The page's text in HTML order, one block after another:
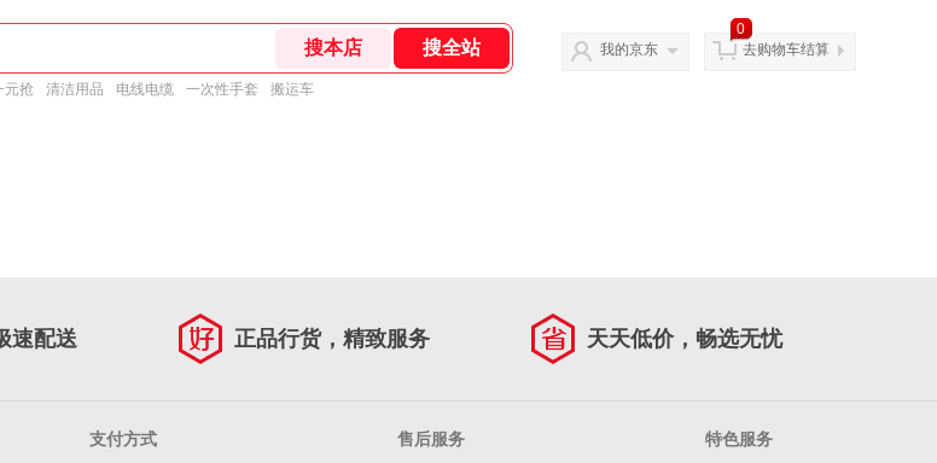
元抢 清洁用品 电线电缆 一次性手套 搬运车
我的京东
0
去购物车结算
速配送 正品行货，精致服务 天天低价，畅选无忧
支付方式 售后服务 特色服务